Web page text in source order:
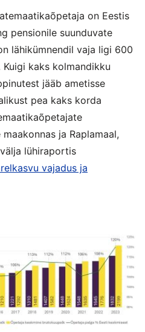
on Eestis
pensionile suunduvate
lähikümnendil vaja ligi 600
kaks kolmandikku
jääb ametisse
pea kaks korda
ja Raplamaal,
lühiraportis
vajadus ja